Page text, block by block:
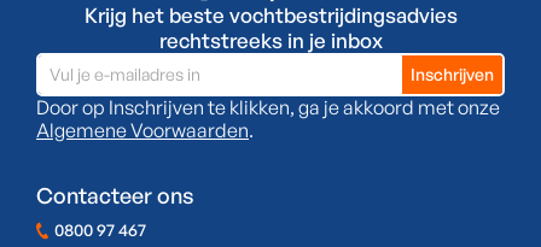
Krijg het beste vochtbestrijdingsadvies
rechtstreeks in je inbox
Door op Inschrijven te klikken, ga je akkoord met onze
Algemene Voorwaarden.
Contacteer ons
0800 97 467